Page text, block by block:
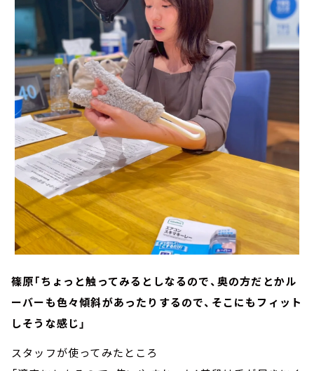
篠原「ちょっと触ってみるとしなるので、奥の方だとかル
ーバーも色々傾斜があったりするので、そこにもフィット
しそうな感じ」
スタッフが使ってみたところ